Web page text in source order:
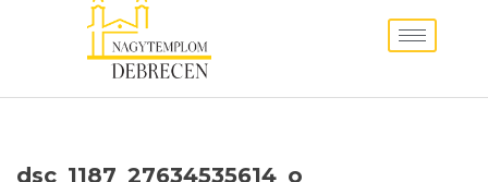
dsc_1187_27634535614_o